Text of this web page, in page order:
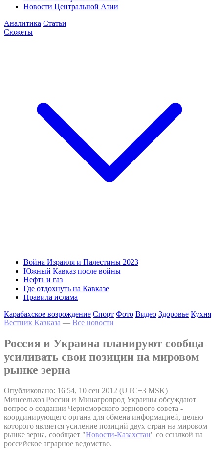
Новости Центральной Азии
Аналитика Статьи
Сюжеты
Война Израиля и Палестины 2023
Южный Кавказ после войны
Нефть и газ
Где отдохнуть на Кавказе
Правила ислама
Карабахское возрождение Спорт Фото Видео Здоровье Кухня
Вестник Кавказа — Все новости
Россия и Украина планируют сообща
усиливать свои позиции на мировом
рынке зерна
Опубликовано: 16:54, 10 сен 2012 (UTC+3 MSK)
Минсельхоз России и Минагропрод Украины обсуждают
вопрос о создании Черноморского зернового совета -
координирующего органа для обмена информацией, целью
которого является усиление позиций двух стран на мировом
рынке зерна, сообщает "Новости-Казахстан" со ссылкой на
российское аграрное ведомство.